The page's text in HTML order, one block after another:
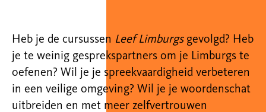
Heb je de cursussen Leef Limburgsgevolgd? Heb
je te weinig gesprekspartners om je Limburgs te
oefenen? Wil je je spreekvaardigheid verbeteren
in een veilige omgeving? Wil je je woordenschat
uitbreiden en met meer zelfvertrouwen